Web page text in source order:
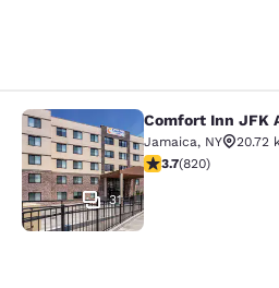
Comfort Inn JFK
31
Comfort Inn JFK
Jamaica, NY
20.72
Valutazione di 3.68
3.7(820)